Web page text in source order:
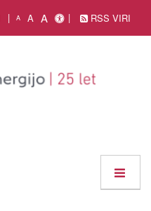
A A A RSS VIRI